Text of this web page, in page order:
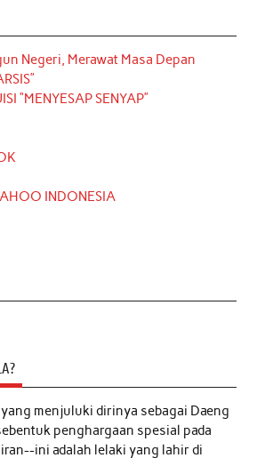
Negeri, Merawat Masa Depan
“MENYESAP SENYAP”
INDONESIA
yang menjuluki dirinya sebagai Daeng
penghargaan spesial pada
ini adalah lelaki yang lahir di